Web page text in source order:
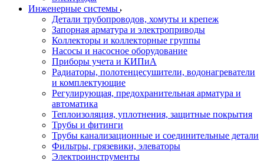
Инженерные системы
Детали трубопроводов, хомуты и крепеж
Запорная арматура и электроприводы
Коллекторы и коллекторные группы
Насосы и насосное оборудование
Приборы учета и КИПиА
Радиаторы, полотенцесушители, водонагреватели
и комплектующие
Регулирующая, предохранительная арматура и
автоматика
Теплоизоляция, уплотнения, защитные покрытия
Трубы и фитинги
Трубы канализационные и соединительные детали
Фильтры, грязевики, элеваторы
Электроинструменты